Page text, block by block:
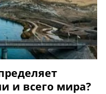
и всего мира?